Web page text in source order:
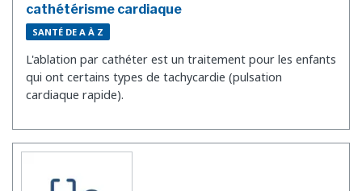
cathétérisme cardiaque
SANTÉ DE A À Z
L'ablation par cathéter est un traitement pour les enfants
qui ont certains types de tachycardie (pulsation
cardiaque rapide).